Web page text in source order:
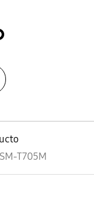
SM-T705M